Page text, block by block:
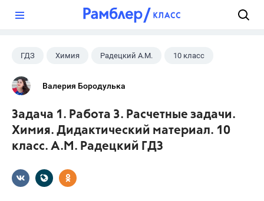
ГДЗ Химия Радецкий А.М. 10 класс
Валерия Бородулька
Задача 1. Работа 3. Расчетные задачи.
Химия. Дидактический материал. 10
класс. А.М. Радецкий ГДЗ